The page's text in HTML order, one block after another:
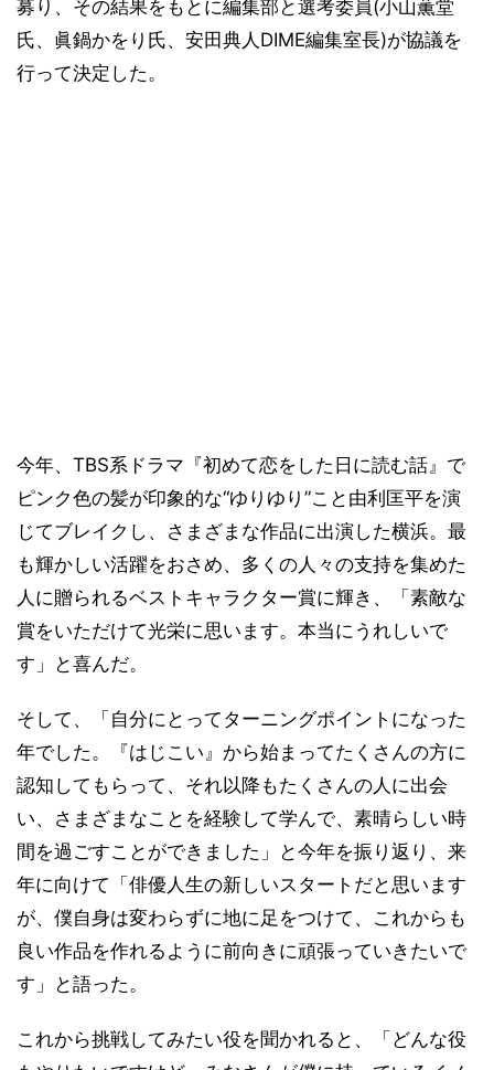
募り、その結果をもとに編集部と選考委員(小山薫堂
氏、眞鍋かをり氏、安田典人DIME編集室長)が協議を
行って決定した。
今年、TBS系ドラマ『初めて恋をした日に読む話』で
ピンク色の髪が印象的な“ゆりゆり”こと由利匡平を演
じてブレイクし、さまざまな作品に出演した横浜。最
も輝かしい活躍をおさめ、多くの人々の支持を集めた
人に贈られるベストキャラクター賞に輝き、「素敵な
賞をいただけて光栄に思います。本当にうれしいで
す」と喜んだ。
そして、「自分にとってターニングポイントになった
年でした。『はじこい』から始まってたくさんの方に
認知してもらって、それ以降もたくさんの人に出会
い、さまざまなことを経験して学んで、素晴らしい時
間を過ごすことができました」と今年を振り返り、来
年に向けて「俳優人生の新しいスタートだと思います
が、僕自身は変わらずに地に足をつけて、これからも
良い作品を作れるように前向きに頑張っていきたいで
す」と語った。
これから挑戦してみたい役を聞かれると、「どんな役